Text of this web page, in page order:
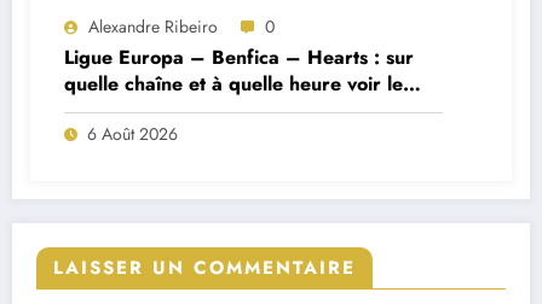
Alexandre Ribeiro 0
Ligue Europa – Benfica – Hearts : sur
quelle chaîne et à quelle heure voir le
match ?
6 Août 2026
LAISSER UN COMMENTAIRE